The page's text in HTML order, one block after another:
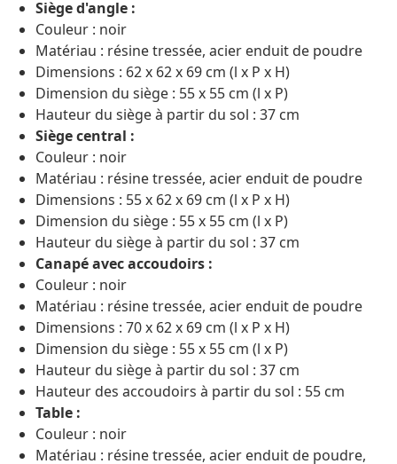
Siège d'angle :
Couleur : noir
Matériau : résine tressée, acier enduit de poudre
Dimensions : 62 x 62 x 69 cm (l x P x H)
Dimension du siège : 55 x 55 cm (l x P)
Hauteur du siège à partir du sol : 37 cm
Siège central :
Couleur : noir
Matériau : résine tressée, acier enduit de poudre
Dimensions : 55 x 62 x 69 cm (l x P x H)
Dimension du siège : 55 x 55 cm (l x P)
Hauteur du siège à partir du sol : 37 cm
Canapé avec accoudoirs :
Couleur : noir
Matériau : résine tressée, acier enduit de poudre
Dimensions : 70 x 62 x 69 cm (l x P x H)
Dimension du siège : 55 x 55 cm (l x P)
Hauteur du siège à partir du sol : 37 cm
Hauteur des accoudoirs à partir du sol : 55 cm
Table :
Couleur : noir
Matériau : résine tressée, acier enduit de poudre,